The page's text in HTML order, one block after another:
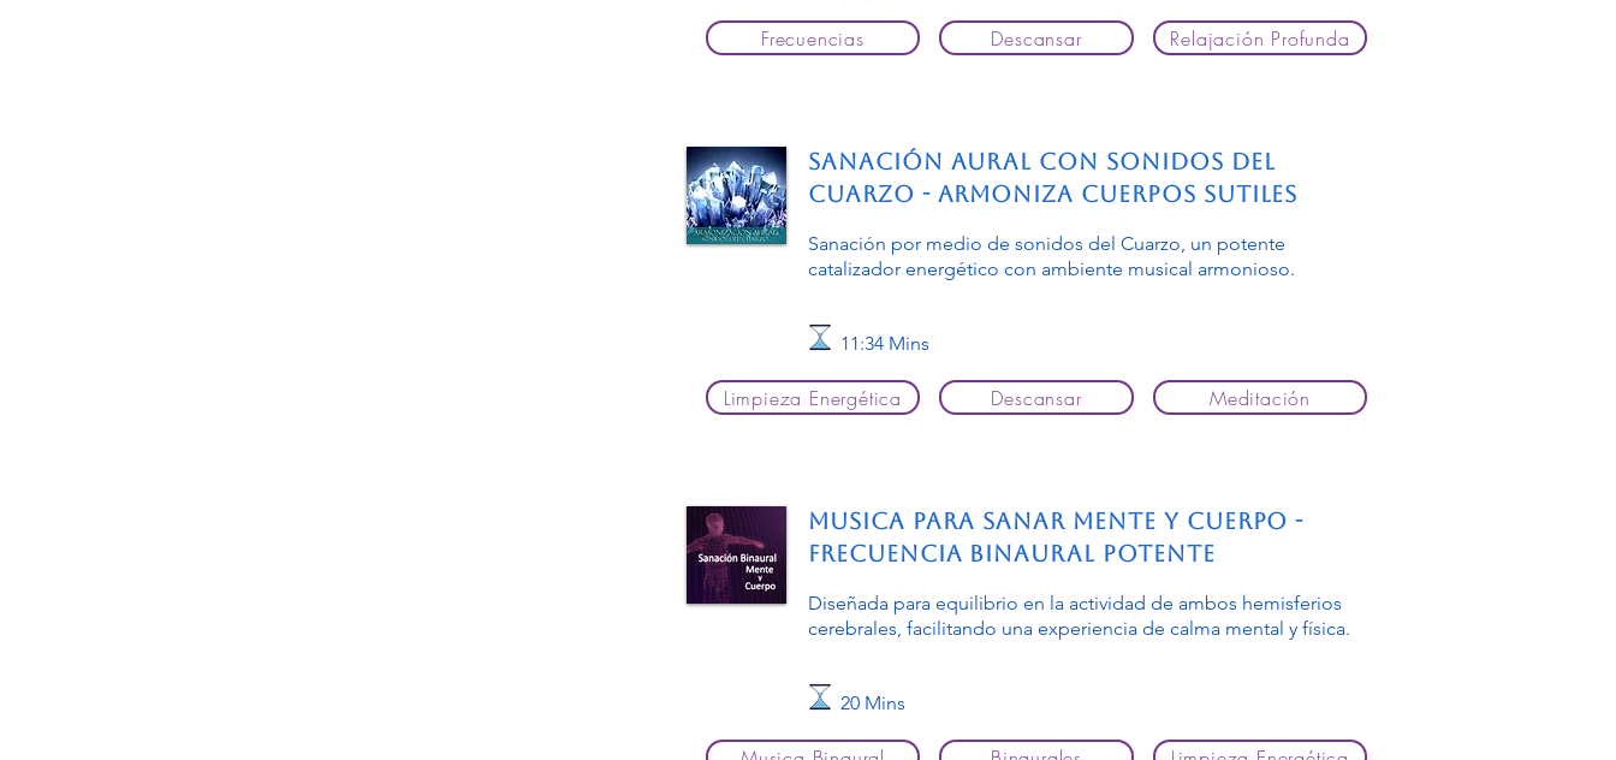
Frecuencias Descansar Relajación Profunda
Sanación Aural con sonidos del
Cuarzo - Armoniza Cuerpos Sutiles
Sanación por medio de sonidos del Cuarzo, un potente
catalizador energético con ambiente musical armonioso.
11:34 Mins
Limpieza Energética Descansar Meditación
Musica para Sanar Mente y Cuerpo -
Frecuencia Binaural Potente
Diseñada para equilibrio en la actividad de ambos hemisferios
cerebrales, facilitando una experiencia de calma mental y física.
20 Mins